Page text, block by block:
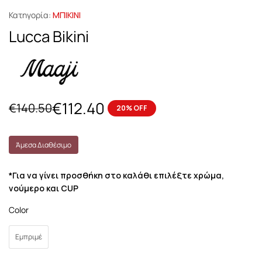
Κατηγορία: ΜΠΙΚΙΝΙ
Lucca Bikini
€140.50€112.40 20% OFF
Άμεσα Διαθέσιμο
*Για να γίνει προσθήκη στο καλάθι επιλέξτε χρώμα,
νούμερο και CUP
Color
Εμπριμέ